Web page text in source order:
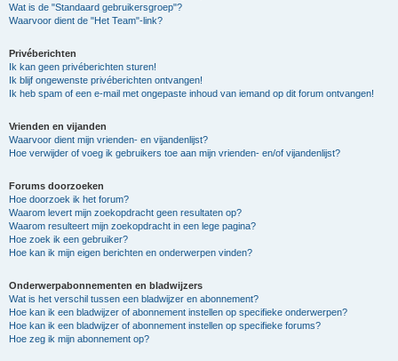
Wat is de "Standaard gebruikersgroep"?
Waarvoor dient de "Het Team"-link?
Privéberichten
Ik kan geen privéberichten sturen!
Ik blijf ongewenste privéberichten ontvangen!
Ik heb spam of een e-mail met ongepaste inhoud van iemand op dit forum ontvangen!
Vrienden en vijanden
Waarvoor dient mijn vrienden- en vijandenlijst?
Hoe verwijder of voeg ik gebruikers toe aan mijn vrienden- en/of vijandenlijst?
Forums doorzoeken
Hoe doorzoek ik het forum?
Waarom levert mijn zoekopdracht geen resultaten op?
Waarom resulteert mijn zoekopdracht in een lege pagina?
Hoe zoek ik een gebruiker?
Hoe kan ik mijn eigen berichten en onderwerpen vinden?
Onderwerpabonnementen en bladwijzers
Wat is het verschil tussen een bladwijzer en abonnement?
Hoe kan ik een bladwijzer of abonnement instellen op specifieke onderwerpen?
Hoe kan ik een bladwijzer of abonnement instellen op specifieke forums?
Hoe zeg ik mijn abonnement op?